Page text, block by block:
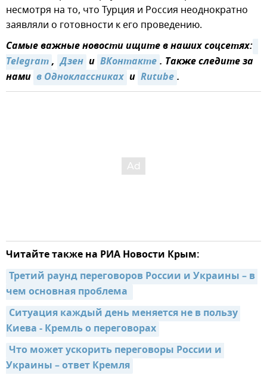
несмотря на то, что Турция и Россия неоднократно
заявляли о готовности к его проведению.
Самые важные новости ищите в наших соцсетях:
Telegram, Дзен и ВКонтакте. Также следите за
нами в Одноклассниках и Rutube.
Читайте также на РИА Новости Крым:
Третий раунд переговоров России и Украины – в
чем основная проблема
Ситуация каждый день меняется не в пользу
Киева - Кремль о переговорах
Что может ускорить переговоры России и
Украины – ответ Кремля